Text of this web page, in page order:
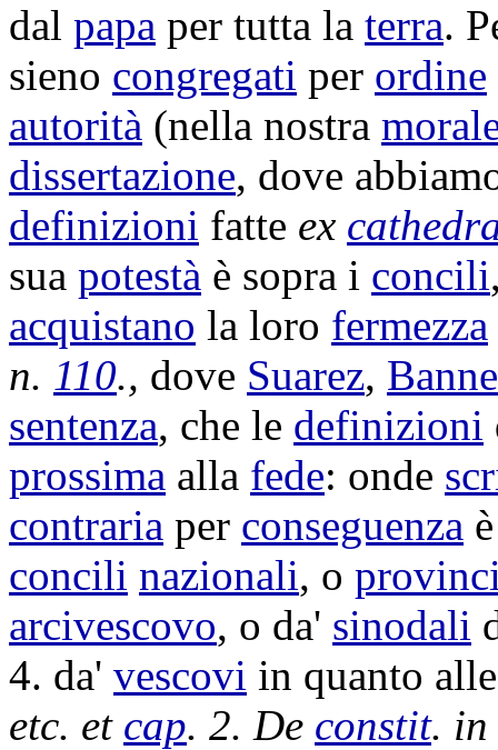
dal papa per tutta la terra.
sieno congregati per ordine
autorità (nella nostra
dissertazione, dove
definizioni fatte ex
sua potestà è sopra i concili
acquistano la loro fermezza
n. 110., dove Suarez,
sentenza, che le definizioni
prossima alla fede: onde
contraria per conseguenza
concili nazionali, o
arcivescovo, o da' sinodali
4. da' vescovi in quanto
etc. et cap. 2. De constit.